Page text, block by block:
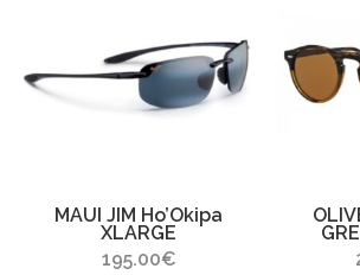
MAUI JIM Ho’Okipa
XLARGE
195.00€